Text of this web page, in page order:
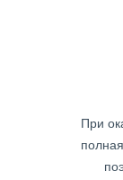
При